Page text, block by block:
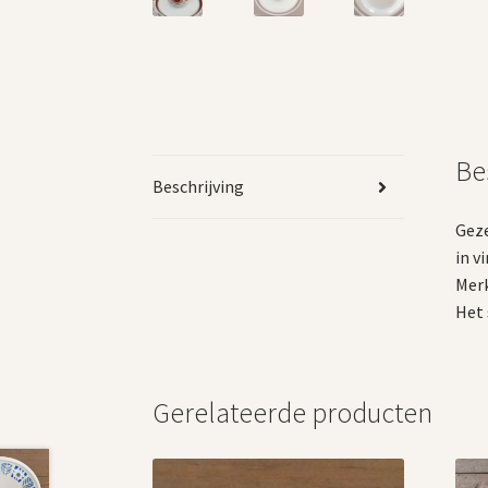
Beschrijving
in
Het
Gerelateerde producten